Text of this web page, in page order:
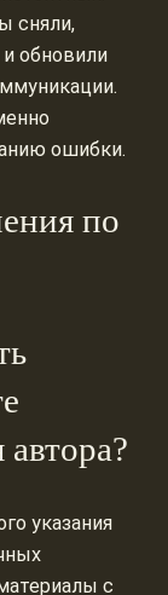
сняли,
обновили
ошибки.
по
указания
с